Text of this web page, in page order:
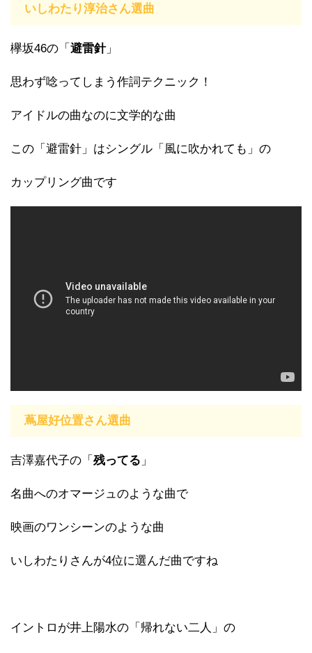
いしわたり淳治さん選曲
欅坂46の「 避雷針」
思わず唸ってしまう作詞テクニック！
アイドルの曲なのに文学的な曲
この「避雷針」はシングル「風に吹かれても」の
カップリング曲です
蔦屋好位置さん選曲
吉澤嘉代子の「 残ってる 」
名曲へのオマージュのような曲で
映画のワンシーンのような曲
いしわたりさんが4位に選んだ曲ですね
イントロが井上陽水の「帰れない二人」の